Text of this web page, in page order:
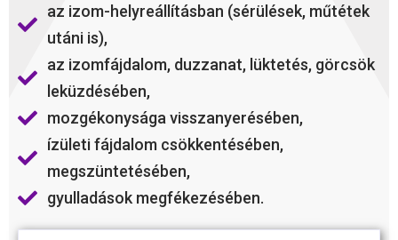
az izom-helyreállításban (sérülések, műtétek
utáni is),
az izomfájdalom, duzzanat, lüktetés, görcsök
leküzdésében,
mozgékonysága visszanyerésében,
ízületi fájdalom csökkentésében,
megszüntetésében,
gyulladások megfékezésében.